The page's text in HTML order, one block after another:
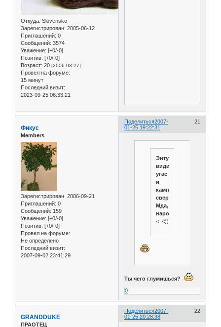
Откуда: Slovensko
Зарегистрирован: 2005-06-12
Приглашений: 0
Сообщений: 3574
Уважение: [+0/-0]
Позитив: [+0/-0]
Возраст: 20 [2006-03-27]
Провел на форуме:
15 минут
Последний визит:
2023-09-25 06:33:21
Поделиться 21
2007-
01-25 19:22:31
Фикус
Members
Зарегистрирован: 2006-09-21
Приглашений: 0
Сообщений: 159
Уважение: [+0/-0]
Позитив: [+0/-0]
Провел на форуме:
Не определено
Последний визит:
2007-09-02 23:41:29
Энтузиазм
видимо
угас
и
кампания
свернулась.
Мда,
народ.
<_<))
Ты чего глумишься?
0
Поделиться 22
2007-
01-25 20:28:38
GRANDDUKE
ПРАОТЕЦ